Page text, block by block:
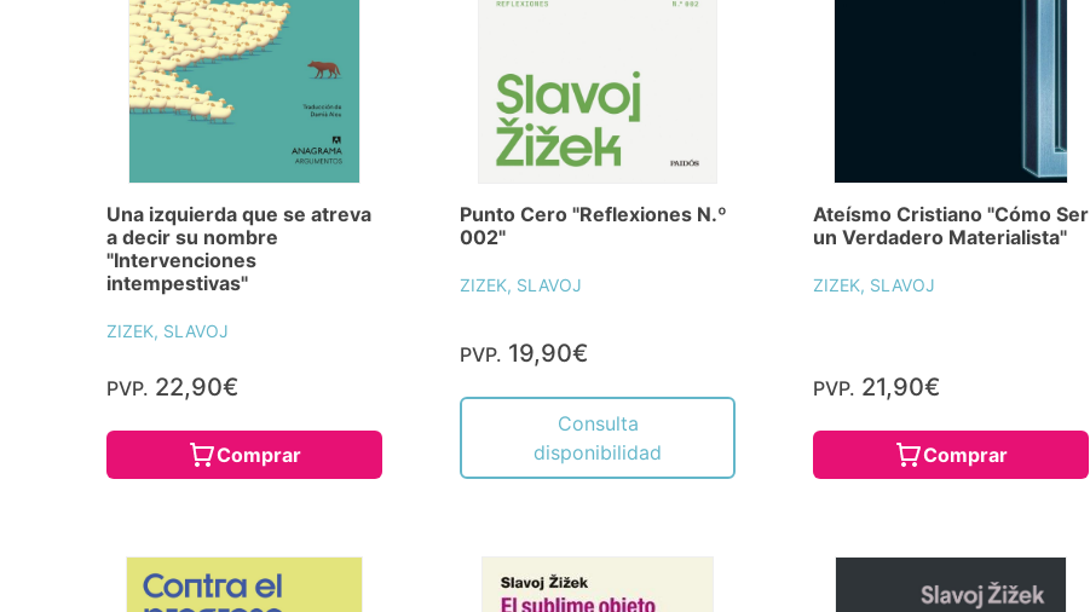
Una izquierda que se atreva
a decir su nombre
"Intervenciones
intempestivas"
ZIZEK, SLAVOJ
PVP. 22,90€
Comprar
Punto Cero "Reflexiones N.º
002"
ZIZEK, SLAVOJ
PVP. 19,90€
Consulta
disponibilidad
Ateísmo Cristiano "Cómo Ser
un Verdadero Materialista"
ZIZEK, SLAVOJ
PVP. 21,90€
Comprar